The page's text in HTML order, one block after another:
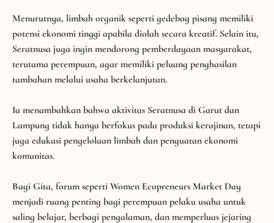
Menurutnya, limbah organik seperti gedebog pisang memiliki
potensi ekonomi tinggi apabila diolah secara kreatif. Selain itu,
Seratnusa juga ingin mendorong pemberdayaan masyarakat,
terutama perempuan, agar memiliki peluang penghasilan
Ia menambahkan bahwa aktivitas Seratnusa di Garut dan
Lampung tidak hanya berfokus pada produksi kerajinan, tetapi
juga edukasi pengelolaan limbah dan penguatan ekonomi
Bagi Gita, forum seperti Women Ecopreneurs Market Day
menjadi ruang penting bagi perempuan pelaku usaha untuk